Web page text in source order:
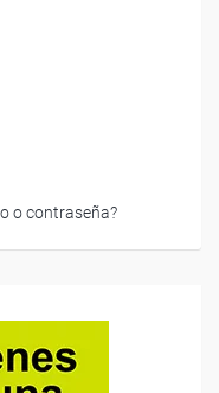
o contraseña?